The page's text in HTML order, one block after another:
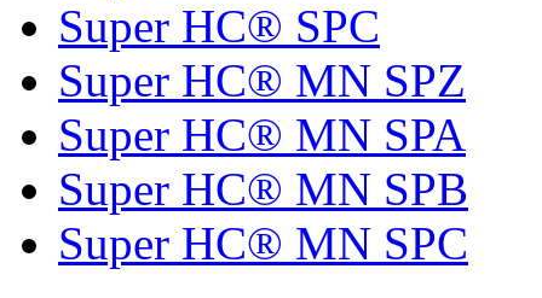
Super HC® SPC
Super HC® MN SPZ
Super HC® MN SPA
Super HC® MN SPB
Super HC® MN SPC